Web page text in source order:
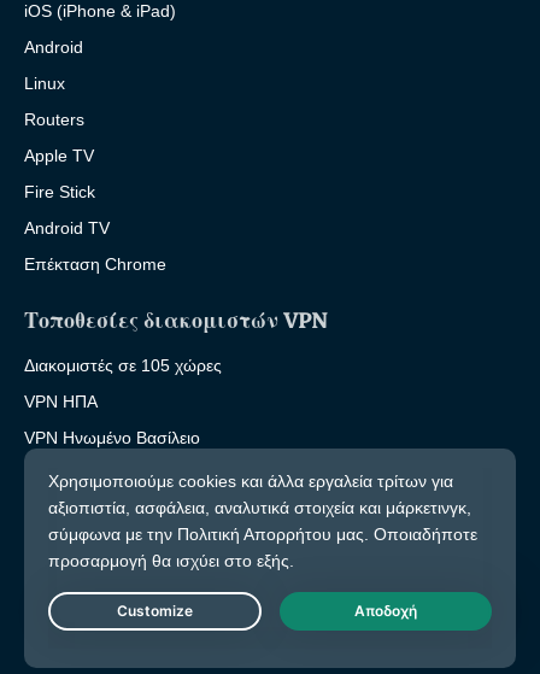
iOS (iPhone & iPad)
Android
Linux
Routers
Apple TV
Fire Stick
Android TV
Επέκταση Chrome
Τοποθεσίες διακομιστών VPN
Διακομιστές σε 105 χώρες
VPN ΗΠΑ
VPN Ηνωμένο Βασίλειο
VPN Καναδάς
VPN Αυστραλία
Χαρακτηριστικά
Εξερεύνηση συνόλου χαρακτηριστικών
Live Chat